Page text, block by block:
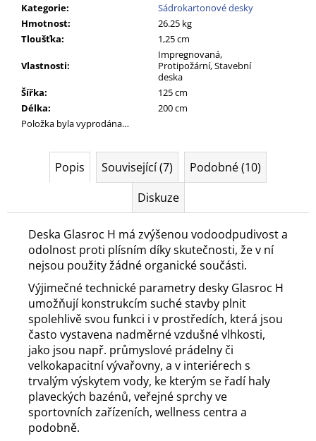
Kategorie:
Sádrokartonové desky
Hmotnost:
26.25 kg
Tloušťka: 1,25 cm
Vlastnosti:
Impregnovaná,
Protipožární, Stavební
deska
Šířka:
125 cm
Délka:
200 cm
Položka byla vyprodána…
Popis Související (7)
Podobné (10)
Diskuze
Deska Glasroc H má zvýšenou vodoodpudivost a
odolnost proti plísním díky skutečnosti, že v ní
nejsou použity žádné organické součásti.
Výjimečné technické parametry desky Glasroc H
umožňují konstrukcím suché stavby plnit
spolehlivě svou funkci i v prostředích, která jsou
často vystavena nadměrné vzdušné vlhkosti,
jako jsou např. průmyslové prádelny či
velkokapacitní vývařovny, a v interiérech s
trvalým výskytem vody, ke kterým se řadí haly
plaveckých bazénů, veřejné sprchy ve
sportovních zařízeních, wellness centra a
podobně.